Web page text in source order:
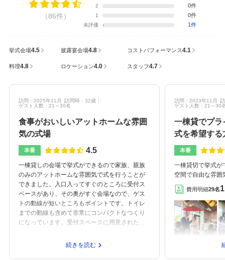
（86件）
2 0件
1 0件
未評価 1件
挙式会場4.5 披露宴会場4.8 コストパフォーマンス4.1
料理4.8 ロケーション4.0 スタッフ4.7
訪問：2025年11月
訪問時：32歳
ゲスト人数：21～30名
食事がおいしいアットホームな雰囲
気の式場
本番 4.5
一棟貸しの会場で挙式ができるので家族、親族
のみのアットホームな雰囲気で式を行うことが
できました。入口入ってすぐのところに受付ス
ペースがあり、その奥がすぐ会場なので、ゲス
トの動線が短いところもポイントです。トイレ
までの動線も含めて非常にコンパクトなつくり
になっています。受付スペースに用意された備
すれば配置を変えて自由に使用することができ
続きを読む
訪問：2023年11月
ゲスト人数：21～30
一棟貸でプラ
式を希望する
本番
一棟貸切で挙式が
空間で自由な雰囲
挙式自体も屋内と
当日の天候で屋外
きるそうです。一
露宴も同じ所で
で、参列者に子供
ったです。あら
ていたので値上
費用明細29名